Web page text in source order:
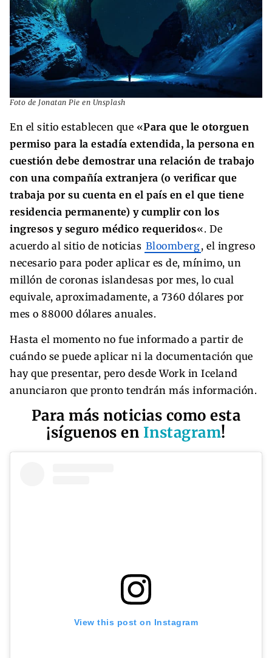
Foto de Jonatan Pie en Unsplash
En el sitio establecen que «Para que le otorguen
permiso para la estadía extendida, la persona en
cuestión debe demostrar una relación de trabajo
con una compañía extranjera (o verificar que
trabaja por su cuenta en el país en el que tiene
residencia permanente) y cumplir con los
ingresos y seguro médico requeridos«. De
acuerdo al sitio de noticias Bloomberg, el ingreso
necesario para poder aplicar es de, mínimo, un
millón de coronas islandesas por mes, lo cual
equivale, aproximadamente, a 7360 dólares por
mes o 88000 dólares anuales.
Hasta el momento no fue informado a partir de
cuándo se puede aplicar ni la documentación que
hay que presentar, pero desde Work in Iceland
anunciaron que pronto tendrán más información.
Para más noticias como esta
¡síguenos en Instagram!
View this post on Instagram